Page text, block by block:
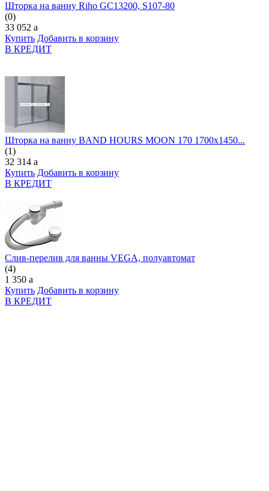
Шторка на ванну Riho GC13200, S107-80
(0)
33 052 a
Купить Добавить в корзину
В КРЕДИТ
Шторка на ванну BAND HOURS MOON 170 1700х1450...
(1)
32 314 a
Купить Добавить в корзину
В КРЕДИТ
Слив-перелив для ванны VEGA, полуавтомат
(4)
1 350 a
Купить Добавить в корзину
В КРЕДИТ